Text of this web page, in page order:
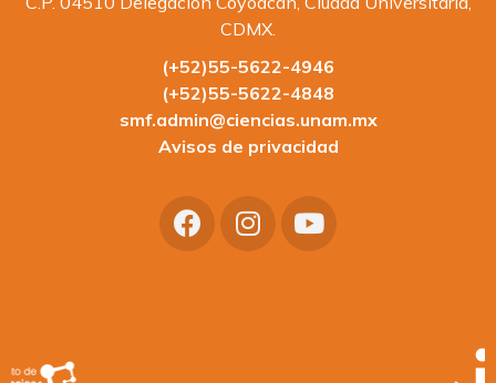
CDMX.
(+52)55-5622-4946
(+52)55-5622-4848
smf.admin@ciencias.unam.mx
Avisos de privacidad